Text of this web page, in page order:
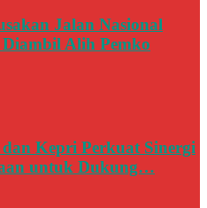
Jalan Nasional
Alih Pemko
Kepri Perkuat Sinergi
untuk Dukung…